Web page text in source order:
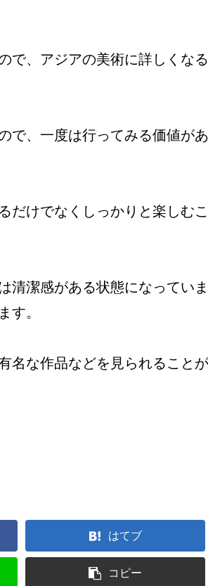
で、アジアの美術に詳しくなる
で、一度は行ってみる価値があ
だけでなくしっかりと楽しむこ
清潔感がある状態になっていま
す。
名な作品などを見られることが
はてブ
コピー